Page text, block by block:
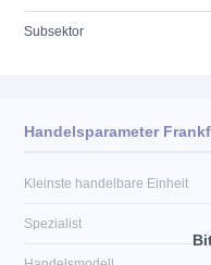
Subsektor
Handelsparameter
Kleinste handelbare Einheit
Spezialist